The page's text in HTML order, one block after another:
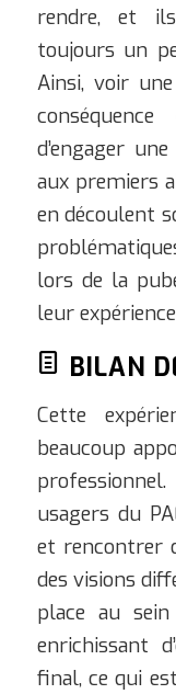
rendre, et
toujours un
Ainsi, voir
d’engager
aux premiers
en découlent
lors de la
leur
BILAN
Cette
beaucoup
usagers du
et rencontrer
des visions
place au
enrichissant
final, ce qui